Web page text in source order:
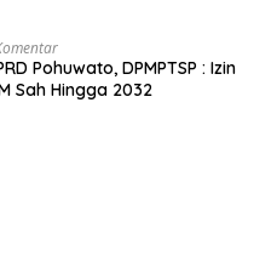
Pohuwato, DPMPTSP : Izin
Sah Hingga 2032